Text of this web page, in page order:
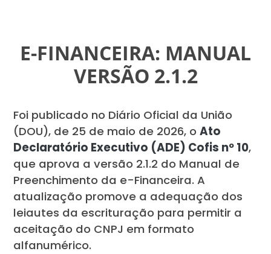
E-FINANCEIRA: MANUAL
VERSÃO 2.1.2
Foi publicado no Diário Oficial da União
(DOU), de 25 de maio de 2026, oAto
Declaratório Executivo (ADE) Cofis nº 10,
que aprova a versão 2.1.2 do Manual de
Preenchimento da e-Financeira. A
atualização promove a adequação dos
leiautes da escrituração para permitir a
aceitação do CNPJ em formato
alfanumérico.